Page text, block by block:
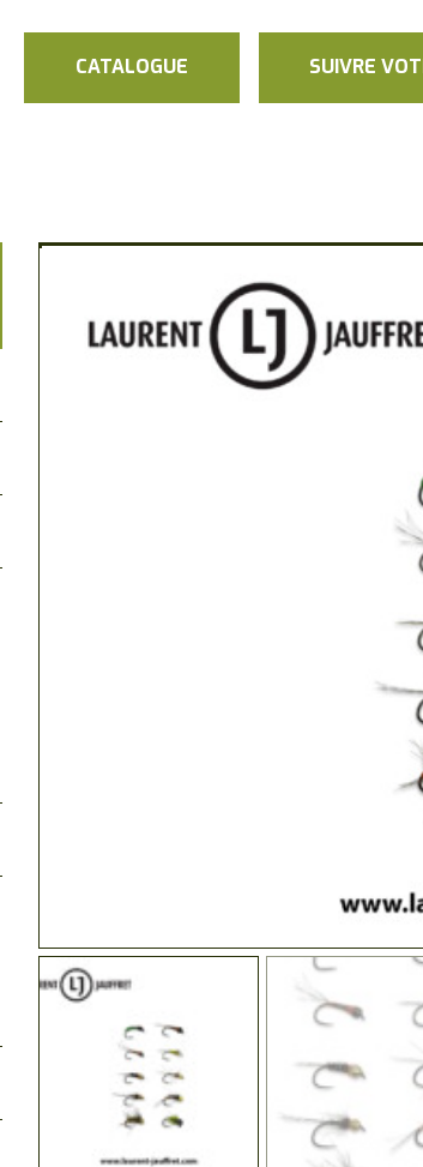
CATALOGUE SUIVRE